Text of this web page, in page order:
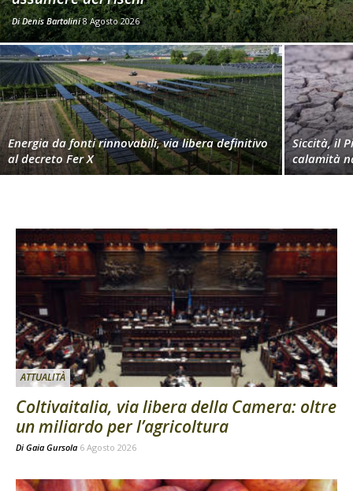
DiDenis Bartolini 8 Agosto 2026
Energia da fonti rinnovabili, via libera definitivo
al decreto Fer X
Siccità, il
calamità
ATTUALITÀ
Coltivaitalia, via libera della Camera: oltre
un miliardo per l’agricoltura
Di Gaia Gursola 6 Agosto 2026